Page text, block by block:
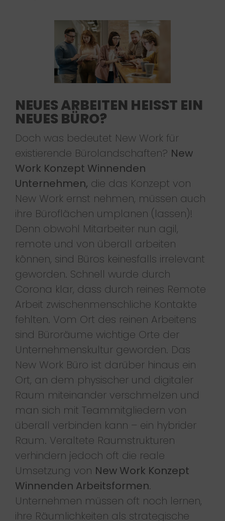
NEUES ARBEITEN HEISST EIN N
EUES BÜRO?
Doch was bedeutet New Work für
existierende Bürolandschaften? New
Work Konzept Winnenden
Unternehmen, die das Konzept von
New Work ernst nehmen, müssen auch
ihre Büroflächen umplanen (lassen)!
Denn obwohl Mitarbeiter nun agil,
remote und von überall arbeiten
können, sind Büros keinesfalls irrelevant
geworden. Schnell wurde durch
Corona klar, dass durch reines Remote
Arbeit zwischenmenschliche Kontakte
fehlten. Vom Ort des reinen Arbeitens
sind Büroräume wichtige Orte der
Unternehmenskultur geworden. Das
New Work Büro ist darüber hinaus ein
Ort, an dem physischer und digitaler
Raum miteinander verschmelzen und
man sich mit Teammitgliedern von
überall verbinden kann – ein hybrider
Raum. Veraltete Raumstrukturen
verhindern jedoch oft die reale
Umsetzung von New Work Konzept
Winnenden Arbeitsformen.
Unternehmen müssen oft noch lernen,
ihre Räumlichkeiten als strategische